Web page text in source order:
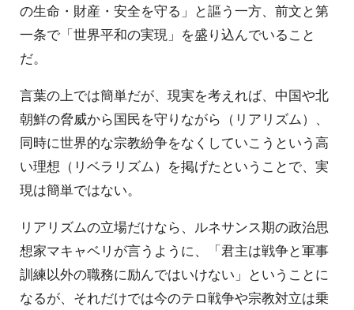
の生命・財産・安全を守る」と謳う一方、前文と第
一条で「世界平和の実現」を盛り込んでいること
だ。
言葉の上では簡単だが、現実を考えれば、中国や北
朝鮮の脅威から国民を守りながら（リアリズム）、
同時に世界的な宗教紛争をなくしていこうという高
い理想（リベラリズム）を掲げたということで、実
現は簡単ではない。
リアリズムの立場だけなら、ルネサンス期の政治思
想家マキャベリが言うように、「君主は戦争と軍事
訓練以外の職務に励んではいけない」ということに
なるが、それだけでは今のテロ戦争や宗教対立は乗